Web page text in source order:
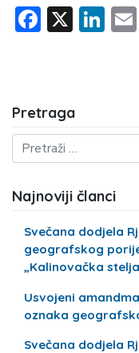
X
Pretraga
Najnoviji članci
Svečana dodjela
geografskog
„Kalinovačka
Usvojeni
oznaka
Svečana dodjela